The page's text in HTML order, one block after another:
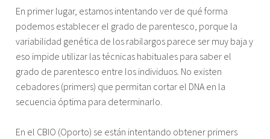
En primer lugar, estamos intentando ver de qué forma
podemos establecer el grado de parentesco, porque la
variabilidad genética de los rabilargos parece ser muy baja y
eso impide utilizar las técnicas habituales para saber el
grado de parentesco entre los individuos. No existen
cebadores (primers) que permitan cortar el DNA en la
secuencia óptima para determinarlo.
En el CBIO (Oporto) se están intentando obtener primers